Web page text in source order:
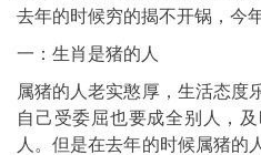
去年的时候穷的揭不开锅，今
一：生肖是猪的人
属猪的人老实憨厚，生活态度
自己受委屈也要成全别人，
人。但是在去年的时候属猪的